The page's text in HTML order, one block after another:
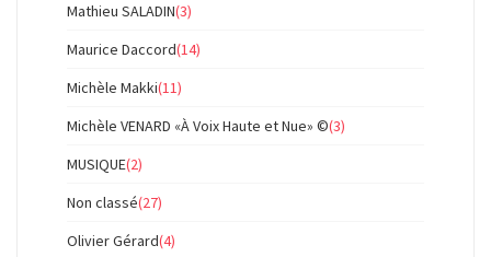
Mathieu SALADIN(3)
Maurice Daccord(14)
Michèle Makki(11)
Michèle VENARD «À Voix Haute et Nue» ©(3)
MUSIQUE(2)
Non classé(27)
Olivier Gérard(4)